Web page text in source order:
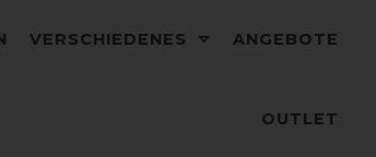
VERSCHIEDENES ANGEBOTE
OUTLET